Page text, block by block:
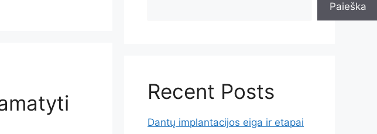
Paieška
Recent Posts
Dantų implantacijos eiga ir etapai